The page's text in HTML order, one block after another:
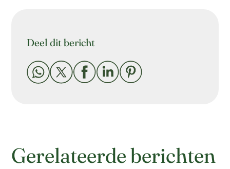
Deel dit bericht
    
Gerelateerde berichten